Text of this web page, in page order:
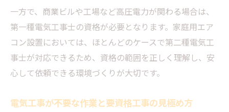
一方で、商業ビルや工場など高圧電力が関わる場合は、
第一種電気工事士の資格が必要となります。家庭用エア
コン設置においては、ほとんどのケースで第二種電気工
事士が対応できるため、資格の範囲を正しく理解し、安
心して依頼できる環境づくりが大切です。
電気工事が不要な作業と要資格工事の見極め方